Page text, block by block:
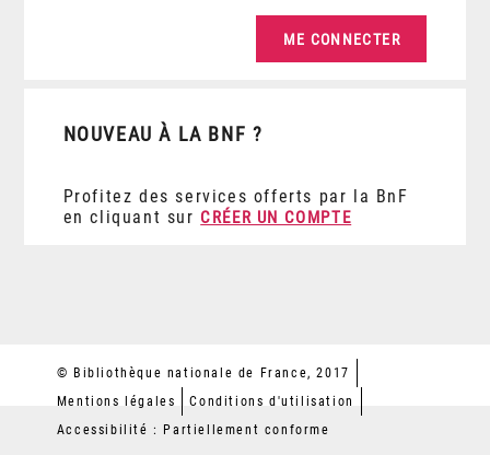
NOUVEAU À LA BNF ?
Profitez des services offerts par la BnF
en cliquant sur CRÉER UN COMPTE
© Bibliothèque nationale de France, 2017
Mentions légales
Conditions d'utilisation
Accessibilité : Partiellement conforme